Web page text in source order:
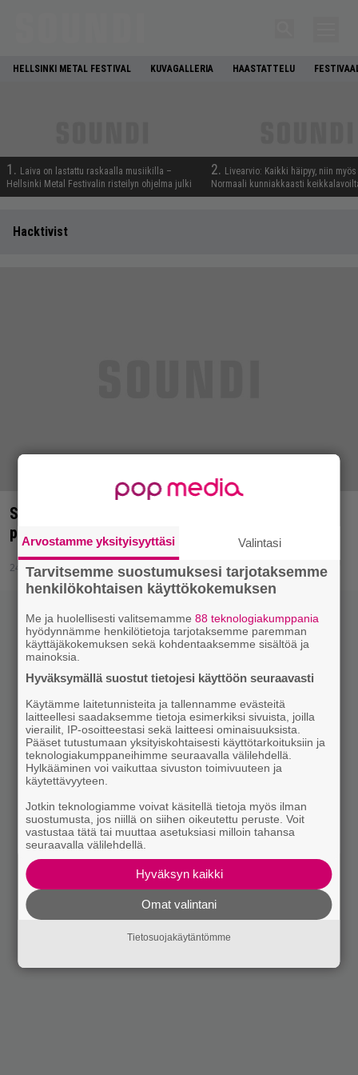
HELLSINKI METAL FESTIVAL KUVAGALLERIA HAASTATTELU
1. Laiva on lastattu raskaalla musiikilla –
Hellsinki Metal Festivalin risteilyn ohjelma julki
2. Livearvio: Kaikki häipyy, niin myös
Normaali kunniakkaasti
Hacktivist
Soundi <3 rap + metal – Soittolistallinen
pomppumetallin historiaa!
24.3.2015 10:44
Arvostamme yksityisyyttäsi Valintasi
Tarvitsemme suostumuksesi tarjotaksemme
henkilökohtaisen käyttökokemuksen
Me ja huolellisesti valitsemamme88 teknologiakumppania
hyödynnämme henkilötietoja tarjotaksemme paremman
käyttäjäkokemuksen sekä kohdentaaksemme sisältöä ja
mainoksia.
Hyväksymällä suostut tietojesi käyttöön seuraavasti
Käytämme laitetunnisteita ja tallennamme evästeitä
laitteellesi saadaksemme tietoja esimerkiksi sivuista, joilla
vierailit, IP-osoitteestasi sekä laitteesi ominaisuuksista.
Pääset tutustumaan yksityiskohtaisesti käyttötarkoituksiin ja
teknologiakumppaneihimme seuraavalla välilehdellä.
Hylkääminen voi vaikuttaa sivuston toimivuuteen ja
käytettävyyteen.
Jotkin teknologiamme voivat käsitellä tietoja myös ilman
suostumusta, jos niillä on siihen oikeutettu peruste. Voit
vastustaa tätä tai muuttaa asetuksiasi milloin tahansa
seuraavalla välilehdellä.
Hyväksyn kaikki
Omat valintani
Tietosuojakäytäntömme